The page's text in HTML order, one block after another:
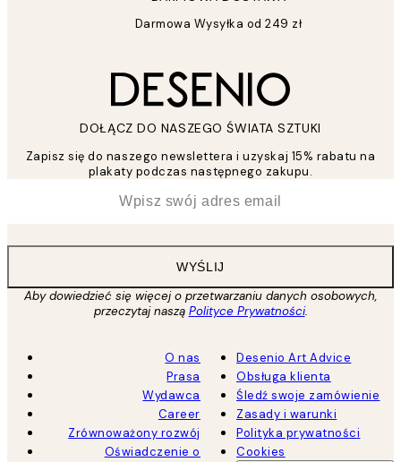
Darmowa Wysyłka od 249 zł
DOŁĄCZ DO NASZEGO ŚWIATA SZTUKI
Zapisz się do naszego newslettera i uzyskaj 15% rabatu na
plakaty podczas następnego zakupu.
WYŚLIJ
Aby dowiedzieć się więcej o przetwarzaniu danych osobowych,
przeczytaj naszą Polityce Prywatności.
O nas
Prasa
Wydawca
Career
Zrównoważony rozwój
Oświadczenie o
Desenio Art Advice
Obsługa klienta
Śledź swoje zamówienie
Zasady i warunki
Polityka prywatności
Cookies